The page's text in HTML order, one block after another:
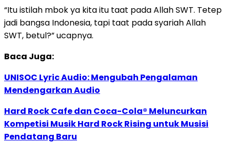
“Itu istilah mbok ya kita itu taat pada Allah SWT. Tetep
jadi bangsa Indonesia, tapi taat pada syariah Allah
SWT, betul?” ucapnya.
Baca Juga:
UNISOC Lyric Audio: Mengubah Pengalaman
Mendengarkan Audio
Hard Rock Cafe dan Coca-Cola® Meluncurkan
Kompetisi Musik Hard Rock Rising untuk Musisi
Pendatang Baru